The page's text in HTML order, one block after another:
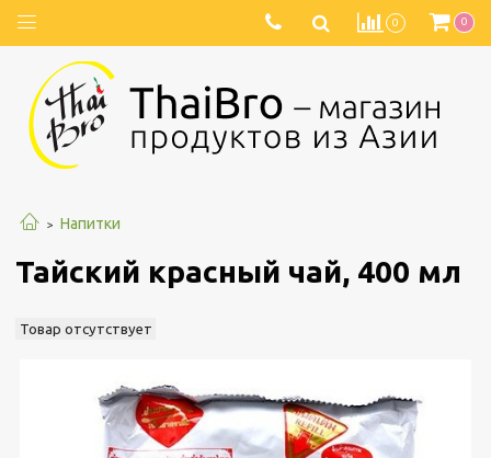
0 0
Напитки
Тайский красный чай, 400 мл
Товар отсутствует